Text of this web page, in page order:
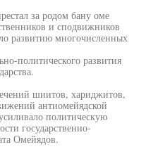
за родом бану оме
и сподвижников
развитию многочисленных
политического развития
шиитов, хариджитов,
антиомейядской
политическую
государственно-
Омейядов.